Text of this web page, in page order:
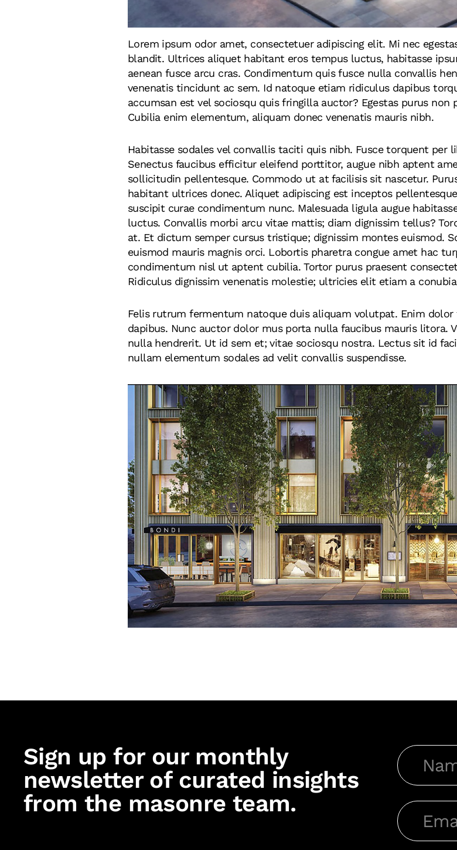
Lorem ipsum odor amet, consectetuer adipiscing elit. Mi nec
blandit. Ultrices aliquet habitant eros tempus luctus, habitasse
aenean fusce arcu cras. Condimentum quis fusce nulla convallis
venenatis tincidunt ac sem. Id natoque etiam ridiculus dapibus
accumsan est vel sociosqu quis fringilla auctor? Egestas purus
Cubilia enim elementum, aliquam donec venenatis mauris nibh.
Habitasse sodales vel convallis taciti quis nibh. Fusce torquent per
Senectus faucibus efficitur eleifend porttitor, augue nibh aptent
sollicitudin pellentesque. Commodo ut at facilisis sit nascetur.
habitant ultrices donec. Aliquet adipiscing est inceptos
suscipit curae condimentum nunc. Malesuada ligula augue
luctus. Convallis morbi arcu vitae mattis; diam dignissim tellus?
at. Et dictum semper cursus tristique; dignissim montes euismod.
euismod mauris magnis orci. Lobortis pharetra congue amet hac
condimentum nisl ut aptent cubilia. Tortor purus praesent
Ridiculus dignissim venenatis molestie; ultricies elit etiam a
Felis rutrum fermentum natoque duis aliquam volutpat. Enim
dapibus. Nunc auctor dolor mus porta nulla faucibus mauris litora.
nulla hendrerit. Ut id sem et; vitae sociosqu nostra. Lectus sit id
nullam elementum sodales ad velit convallis suspendisse.
Sign up for our monthly
newsletter of curated insights
from the masonre team.